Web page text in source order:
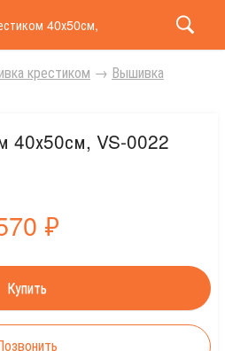
40х50см, VS-0022
крестиком → Вышивка
40х50см, VS-0022
₽